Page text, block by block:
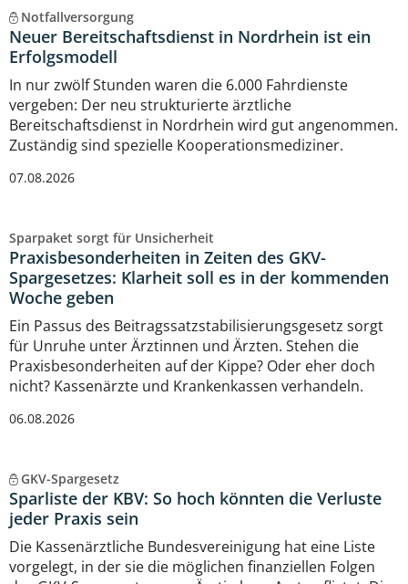
Notfallversorgung
Neuer Bereitschaftsdienst in Nordrhein ist ein
Erfolgsmodell
In nur zwölf Stunden waren die 6.000 Fahrdienste
vergeben: Der neu strukturierte ärztliche
Bereitschaftsdienst in Nordrhein wird gut angenommen.
Zuständig sind spezielle Kooperationsmediziner.
07.08.2026
Sparpaket sorgt für Unsicherheit
Praxisbesonderheiten in Zeiten des GKV-
Spargesetzes: Klarheit soll es in der kommenden
Woche geben
Ein Passus des Beitragssatzstabilisierungsgesetz sorgt
für Unruhe unter Ärztinnen und Ärzten. Stehen die
Praxisbesonderheiten auf der Kippe? Oder eher doch
nicht? Kassenärzte und Krankenkassen verhandeln.
06.08.2026
GKV-Spargesetz
Sparliste der KBV: So hoch könnten die Verluste
jeder Praxis sein
Die Kassenärztliche Bundesvereinigung hat eine Liste
vorgelegt, in der sie die möglichen finanziellen Folgen